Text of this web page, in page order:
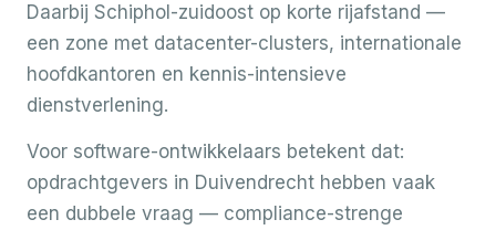
Daarbij Schiphol-zuidoost op korte rijafstand —
een zone met datacenter-clusters, internationale
hoofdkantoren en kennis-intensieve
dienstverlening.
Voor software-ontwikkelaars betekent dat:
opdrachtgevers in Duivendrecht hebben vaak
een dubbele vraag — compliance-strenge